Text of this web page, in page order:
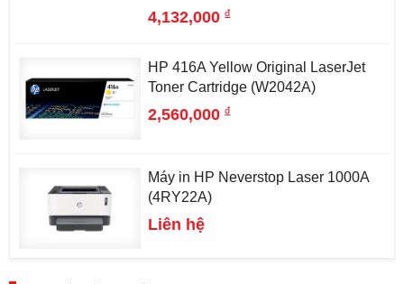
4,132,000đ
HP 416A Yellow Original LaserJet
Toner Cartridge (W2042A)
2,560,000đ
Máy in HP Neverstop Laser 1000A
(4RY22A)
Liên hệ